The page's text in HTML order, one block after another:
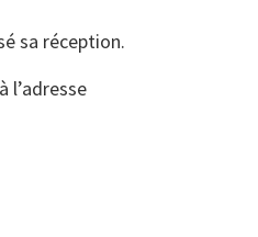
sa réception.
l’adresse